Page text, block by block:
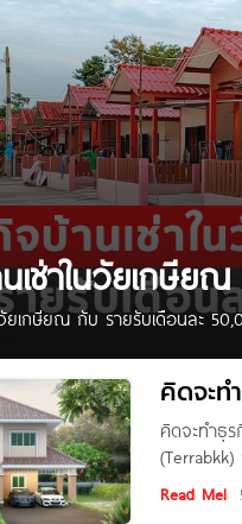
เช่าในวัยเกษีย
ยเกษียณ กับ รายรับเดือนละ
กษียณที่ยั่งยืนกันอยู่ ต้องห้ามพลา
เริ่มรู้จักคำๆนี้แล้ว “บ้านเช่า”
topic/40559370
ดียวกัน
คิดจะท
คิดจะทำธุ
และไม่มีปัญ
ถามประวัติ
Read Me!